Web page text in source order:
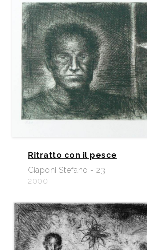
Ritratto con il pesce
Ciaponi Stefano - 23
2000